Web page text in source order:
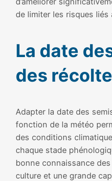
de limi­ter les risques liés
La date
des
Adapter la date des
fonc­tion de la météo
des condi­tions
chaque stade
bonne connais­sance
culture et une grande